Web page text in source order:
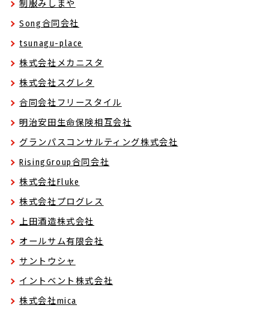
制服みしまや
Song合同会社
tsunagu-place
株式会社メカニスタ
株式会社スグレタ
合同会社フリースタイル
明治安田生命保険相互会社
グランパスコンサルティング株式会社
RisingGroup合同会社
株式会社Fluke
株式会社プログレス
上田酒造株式会社
オールサム有限会社
サントウシャ
イントベント株式会社
株式会社mica